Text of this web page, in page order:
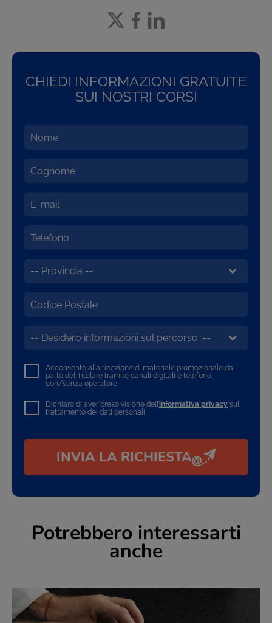
CHIEDI INFORMAZIONI GRATUITE
SUI NOSTRI CORSI
Acconsento alla ricezione di materiale promozionale da
parte del Titolare tramite canali digitali e telefono
con/senza operatore
Dichiaro di aver preso visione dell’informativa privacy sul
trattamento dei dati personali
INVIA LA RICHIESTA
Potrebbero interessarti
anche